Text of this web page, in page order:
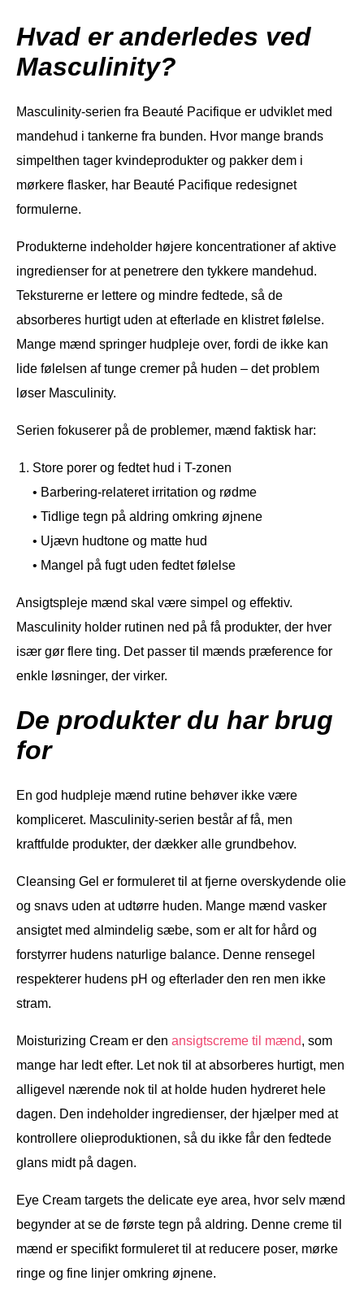
Hvad er anderledes ved
Masculinity?
Masculinity-serien fra Beauté Pacifique er udviklet med
mandehud i tankerne fra bunden. Hvor mange brands
simpelthen tager kvindeprodukter og pakker dem i
mørkere flasker, har Beauté Pacifique redesignet
formulerne.
Produkterne indeholder højere koncentrationer af aktive
ingredienser for at penetrere den tykkere mandehud.
Teksturerne er lettere og mindre fedtede, så de
absorberes hurtigt uden at efterlade en klistret følelse.
Mange mænd springer hudpleje over, fordi de ikke kan
lide følelsen af tunge cremer på huden – det problem
løser Masculinity.
Serien fokuserer på de problemer, mænd faktisk har:
Store porer og fedtet hud i T-zonen
• Barbering-relateret irritation og rødme
• Tidlige tegn på aldring omkring øjnene
• Ujævn hudtone og matte hud
• Mangel på fugt uden fedtet følelse
Ansigtspleje mænd skal være simpel og effektiv.
Masculinity holder rutinen ned på få produkter, der hver
især gør flere ting. Det passer til mænds præference for
enkle løsninger, der virker.
De produkter du har brug
for
En god hudpleje mænd rutine behøver ikke være
kompliceret. Masculinity-serien består af få, men
kraftfulde produkter, der dækker alle grundbehov.
Cleansing Gel er formuleret til at fjerne overskydende olie
og snavs uden at udtørre huden. Mange mænd vasker
ansigtet med almindelig sæbe, som er alt for hård og
forstyrrer hudens naturlige balance. Denne rensegel
respekterer hudens pH og efterlader den ren men ikke
stram.
Moisturizing Cream er den ansigtscreme til mænd, som
mange har ledt efter. Let nok til at absorberes hurtigt, men
alligevel nærende nok til at holde huden hydreret hele
dagen. Den indeholder ingredienser, der hjælper med at
kontrollere olieproduktionen, så du ikke får den fedtede
glans midt på dagen.
Eye Cream targets the delicate eye area, hvor selv mænd
begynder at se de første tegn på aldring. Denne creme til
mænd er specifikt formuleret til at reducere poser, mørke
ringe og fine linjer omkring øjnene.